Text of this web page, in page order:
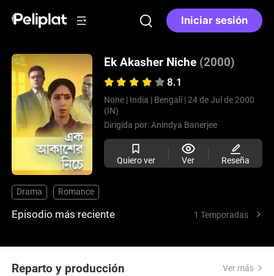
Iniciar sesión
Ek Akasher Niche (2000)
8.1
None | India | Bengalí | 24 de Jul de 2000
(IN)
Dirigida por:Anindya Banerjee
Quiero ver Ver Reseña
Drama Romance
Episodio más reciente 1 Temporadas
Reparto y producción Ver más